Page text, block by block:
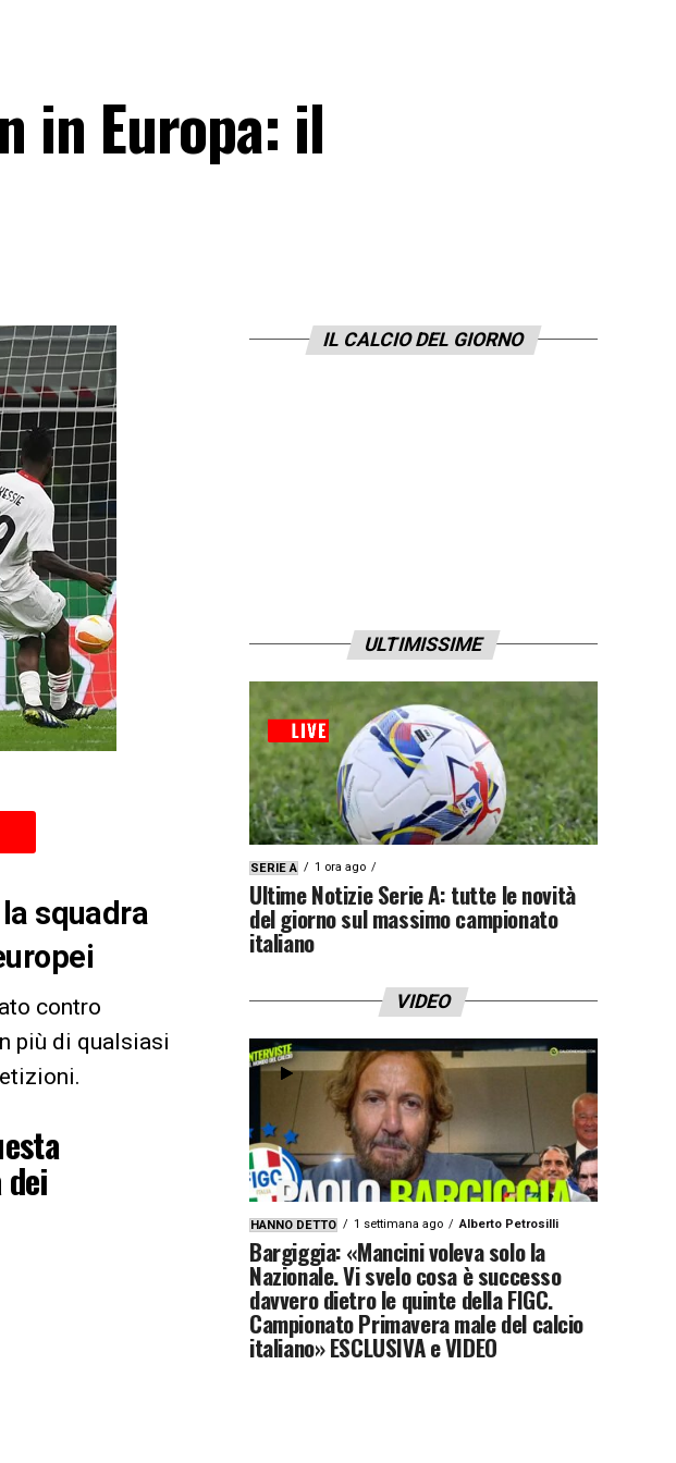
in Europa: il
squadra
contro
più di qualsiasi
IL CALCIO DEL GIORNO
ULTIMISSIME
SERIE A 1 ora ago
Ultime Notizie Serie A: tutte le novità
del giorno sul massimo campionato
italiano
VIDEO
HANNO DETTO 1 settimana ago Alberto Petrosilli
Bargiggia: «Mancini voleva solo la
Nazionale. Vi svelo cosa è successo
davvero dietro le quinte della FIGC.
Campionato Primavera male del calcio
italiano» ESCLUSIVA e VIDEO